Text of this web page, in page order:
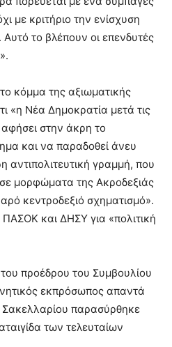
με κριτήριο την ενίσχυση
το βλέπουν οι επενδυτές
κόμμα της αξιωματικής
«η Νέα Δημοκρατία μετά τις
στην άκρη το
και να παραδοθεί άνευ
αντιπολιτευτική γραμμή, που
σε μορφώματα της Ακροδεξιάς
κεντροδεξιό σχηματισμό».
και ΔΗΣΥ για «πολιτική
προέδρου του Συμβουλίου
εκπρόσωπος απαντά
Σακελλαρίου παρασύρθηκε
των τελευταίων